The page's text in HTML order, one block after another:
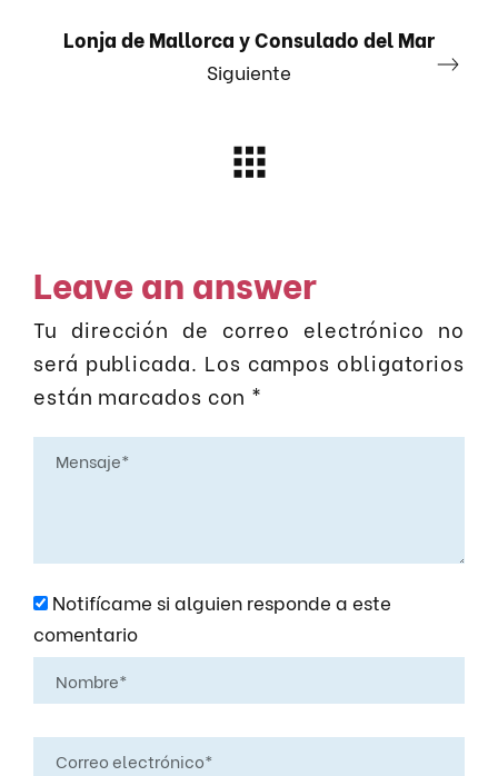
Lonja de Mallorca y Consulado del Mar
Siguiente
Leave an answer
Tu dirección de correo electrónico no
será publicada. Los campos obligatorios
están marcados con *
Notifícame si alguien responde a este
comentario